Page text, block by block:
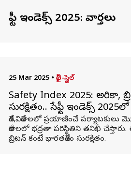
సేఫ్టీ ఇండెక్స్ 2025: వార్తలు
25 Mar 2025 • లైఫ్-స్టైల్
Safety Index 2025: అమెరికా,
సురక్షితం.. సేఫ్టీ ఇండెక్స్
దేశ,విదేశాలలో ప్రయాణించే పర్యాటకులు
దేశాలలో భద్రతా పరిస్థితిని తనిఖీ
బ్రిటన్ కంటే భారతదేశం సురక్షితం.